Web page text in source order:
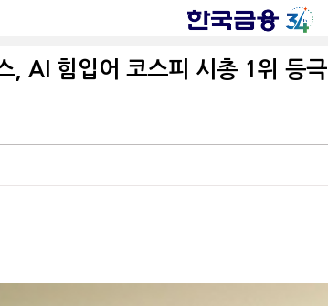
, AI 힘입어 코스피 시총 1위 등극